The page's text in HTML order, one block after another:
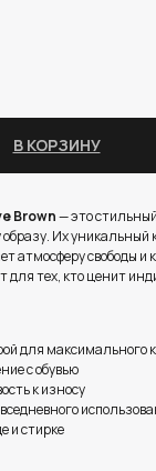
В КОРЗИНУ
Brown— это
Их уникальный
атмосферу свободы и
для тех, кто ценит
для максимального
с обувью
к износу
и стирке